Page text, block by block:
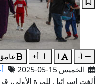
أ- أ أ+
الخميس 15-05-2025
ألغت إسرائيل للمرة الأولى،